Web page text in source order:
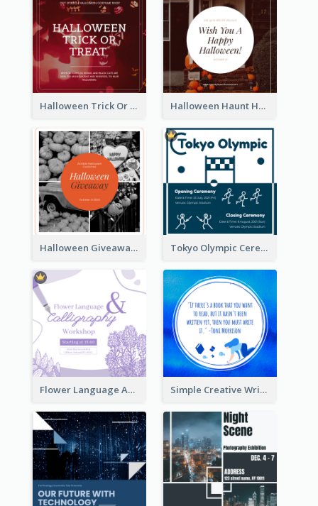
Halloween Trick Or Treat Instagram Post Halloween Haunt House Instagram Post
Halloween Giveaway Instagram Post Tokyo Olympic Ceremony Instagram Post
Flower Language And Calligraphy Instagram Post Simple Creative Writing Quote Instagram Post